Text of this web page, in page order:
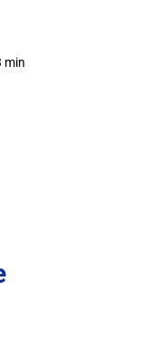
min